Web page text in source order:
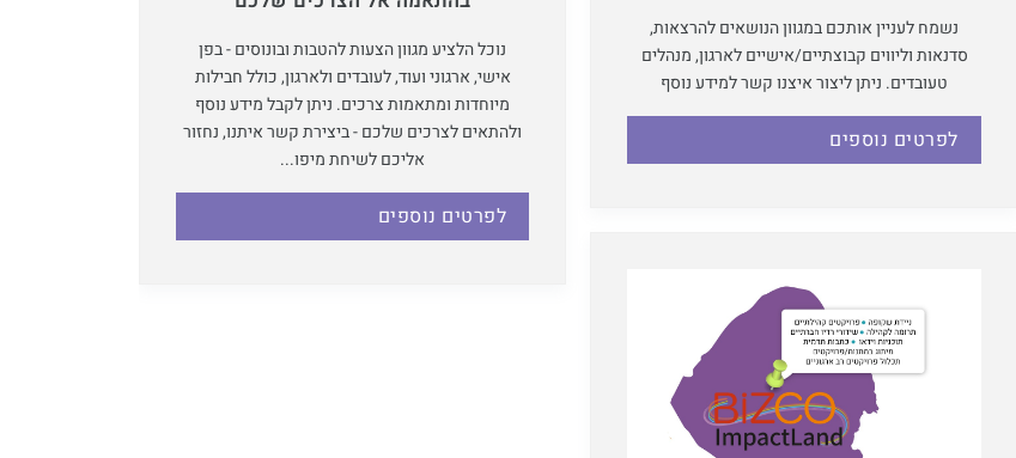
נשמח לעניין אותכם במגוון הנושאים להרצאות,
סדנאות וליווים קבוצתיים/אישיים לארגון, מנהלים
טעובדים. ניתן ליצור איצנו קשר למידע נוסף
לפרטים נוספים
נוכל הלציע מגוון הצעות להטבות ובונוסים - בפן
אישי, ארגוני ועוד, לעובדים ולארגון, כולל חבילות
מיוחדות ומתאמות צרכים. ניתן לקבל מידע נוסף
ולהתאים לצרכים שלכם - ביצירת קשר איתנו, נחזור
אליכם לשיחת מיפו...
לפרטים נוספים